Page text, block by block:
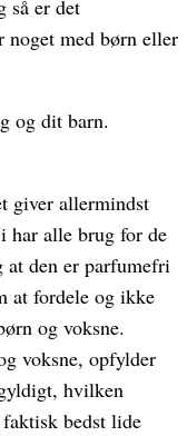
så er det
med børn eller
og dit barn.
giver allermindst
har alle brug for de
at den er parfumefri
at fordele og ikke
og voksne.
voksne, opfylder
hvilken
faktisk bedst lide